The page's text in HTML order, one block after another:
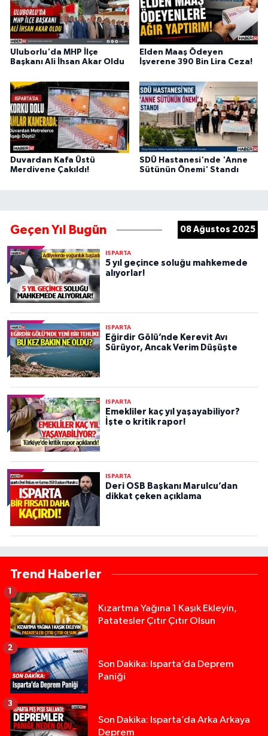
Uluborlu'da MHP İlçe
Başkanı Ali İhsan Akar Oldu
Elden Maaş Ödeyen
İşverene 390 Bin Lira Ceza!
Duvardan Kafa Üstü
Merdivene Çakıldı!
SDÜ Hastanesi'nde 'Anne
Sütünün Önemi' Standı
Geçen Yıl Bugün 08 Ağustos 2025
ISPARTA
5 yıl geçince soluğu mahkemede
alıyorlar!
ISPARTA
Eğirdir Gölü’nde Kerevit Avı
Sürüyor, Ancak Verim Düşüşte
ISPARTA
Emekliler kaç yıl yaşayabiliyor?
İşte o kritik rapor!
ISPARTA
Deri OSB Başkanı Marulcu’dan
dikkat çeken açıklama
Trend Haberler
Kızartma Yağına 1 Kaşık Ekleyin,
Patatesler Çıtır Çıtır Olsun
Son Dakika: Isparta’da Deprem
Paniği
2
Son Dakika: Isparta’da Arka Arkaya
Deprem
3